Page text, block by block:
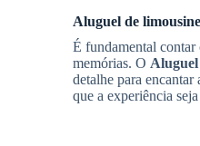
Aluguel de
É fundamental contar
memórias. O Aluguel
detalhe para
que a experiência